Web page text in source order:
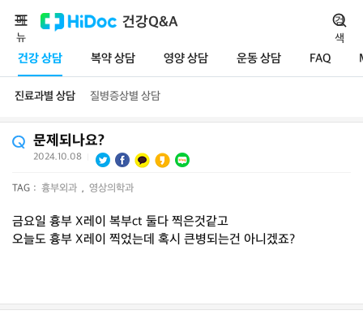
건강Q&A
건강 상담 복약 상담 영양 상담 운동 상담 FAQ
메
뉴
검
색
진료과별 상담 질병증상별 상담
문제되나요?
2024.10.08
TAG : 흉부외과 , 영상의학과
금요일 흉부 X레이 복부ct 둘다 찍은것같고
오늘도 흉부 X레이 찍었는데 혹시 큰병되는건 아니겠죠?